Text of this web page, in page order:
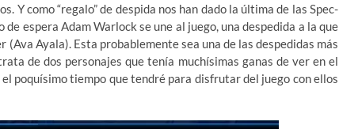
Y como “regalo” de despida nos han dado la última de las Spec-
espera Adam Warlock se une al juego, una despedida a la que
Ayala). Esta probablemente sea una de las despedidas más
de dos personajes que tenía muchísimas ganas de ver en el
poquísimo tiempo que tendré para disfrutar del juego con ellos